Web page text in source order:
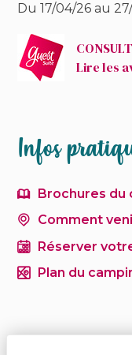
Du 17/04/26 au
Lire les
Infos
Brochures du
Comment
Réserver
Plan du